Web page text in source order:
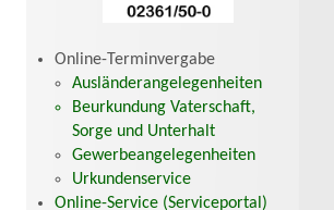
Online-Terminvergabe
Ausländerangelegenheiten
Beurkundung Vaterschaft,
Sorge und Unterhalt
Gewerbeangelegenheiten
Urkundenservice
Online-Service (Serviceportal)